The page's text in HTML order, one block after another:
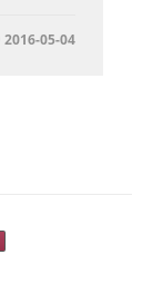
2016-05-04